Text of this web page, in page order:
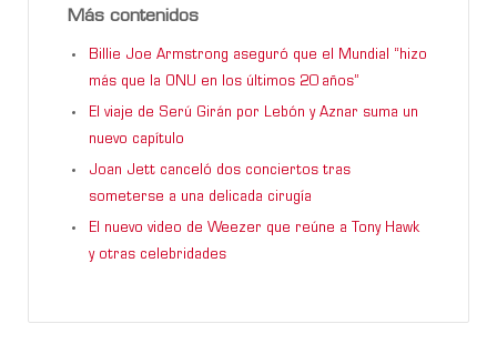
Más contenidos
Billie Joe Armstrong aseguró que el Mundial “hizo
más que la ONU en los últimos 20 años”
El viaje de Serú Girán por Lebón y Aznar suma un
nuevo capítulo
Joan Jett canceló dos conciertos tras
someterse a una delicada cirugía
El nuevo video de Weezer que reúne a Tony Hawk
y otras celebridades